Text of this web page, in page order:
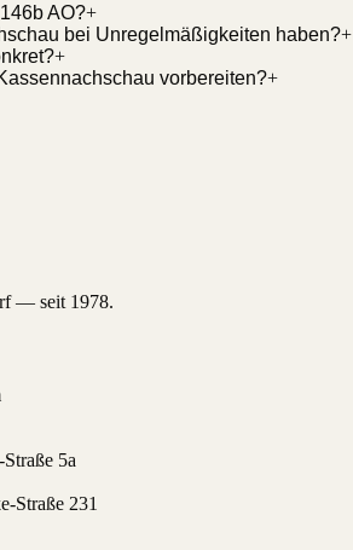
AO?+
bei Unregelmäßigkeiten haben?+
+
vorbereiten?+
— seit 1978.
5a
Straße 231